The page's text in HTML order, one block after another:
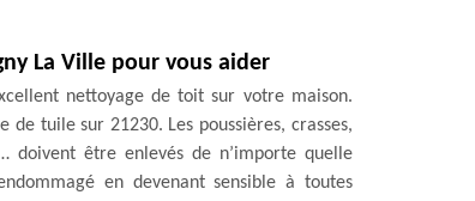
La Ville pour vous aider
nettoyage de toit sur votre maison.
tuile sur 21230. Les poussières, crasses,
doivent être enlevés de n’importe quelle
en devenant sensible à toutes